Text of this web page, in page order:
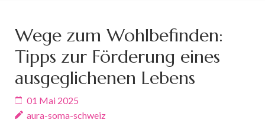
Wege zum Wohlbefinden:
Tipps zur Förderung eines
ausgeglichenen Lebens
01 Mai 2025
aura-soma-schweiz